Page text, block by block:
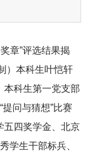
章”评选结果揭
）本科生叶恺轩
本科生第一党支部
问与猜想”比赛
五四奖学金、北京
学生干部标兵、